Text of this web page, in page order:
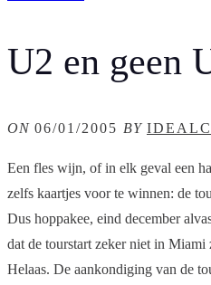
U2 en geen
ON 06/01/2005 BY
Een fles wijn, of in elk geval een
zelfs kaartjes voor te winnen: de
Dus hoppakee, eind december
dat de tourstart zeker niet in
Helaas. De aankondiging van de